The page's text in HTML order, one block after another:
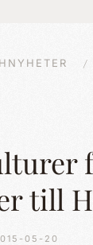
till
05-20